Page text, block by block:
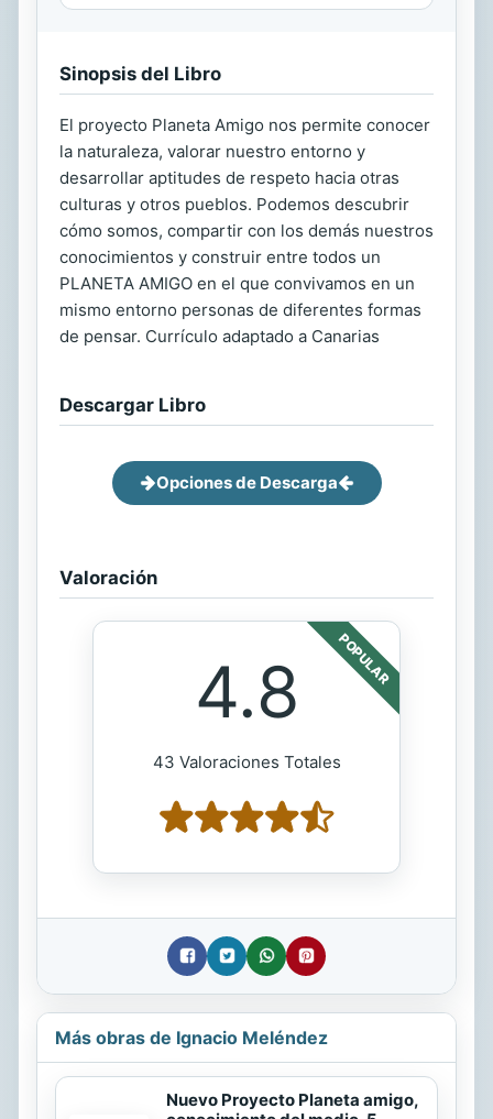
Sinopsis del Libro
El proyecto Planeta Amigo nos permite conocer
la naturaleza, valorar nuestro entorno y
desarrollar aptitudes de respeto hacia otras
culturas y otros pueblos. Podemos descubrir
cómo somos, compartir con los demás nuestros
conocimientos y construir entre todos un
PLANETA AMIGO en el que convivamos en un
mismo entorno personas de diferentes formas
de pensar. Currículo adaptado a Canarias
Descargar Libro
Opciones de Descarga
Valoración
POPULAR
4.8
43 Valoraciones Totales
Más obras de Ignacio Meléndez
Nuevo Proyecto Planeta amigo,